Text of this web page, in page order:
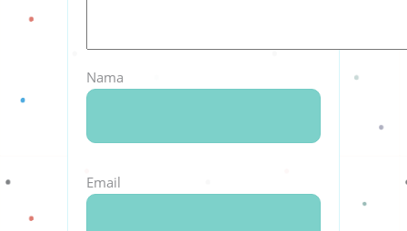
Nama
Email